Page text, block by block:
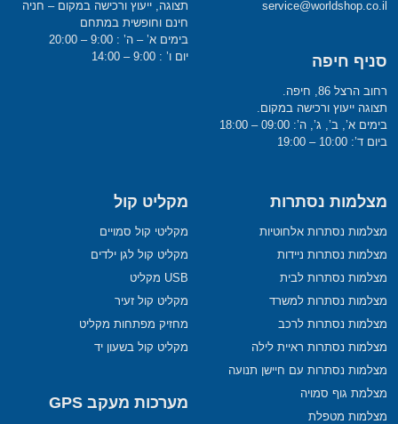
service@worldshop.co.il
סניף חיפה
רחוב הרצל 86, חיפה.
תצוגה ייעוץ ורכישה במקום.
בימים א’, ב’, ג’, ה’: 09:00 – 18:00
ביום ד’: 10:00 – 19:00
תצוגה, ייעוץ ורכישה במקום – חניה
חינם וחופשית במתחם
בימים א’ – ה’ : 9:00 – 20:00
יום ו’ : 9:00 – 14:00
מצלמות נסתרות
מצלמות נסתרות אלחוטיות
מצלמות נסתרות ניידות
מצלמות נסתרות לבית
מצלמות נסתרות למשרד
מצלמות נסתרות לרכב
מצלמות נסתרות ראיית לילה
מצלמות נסתרות עם חיישן תנועה
מצלמת גוף סמויה
מצלמות מטפלת
מקליט קול
מקליטי קול סמויים
מקליט קול לגן ילדים
USB מקליט
מקליט קול זעיר
מחזיק מפתחות מקליט
מקליט קול בשעון יד
מערכות מעקב GPS